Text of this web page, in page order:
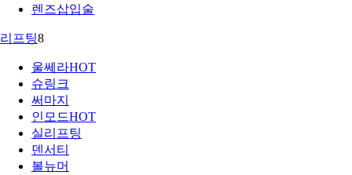
렌즈삽입술
리프팅8
울쎄라HOT
슈링크
써마지
인모드HOT
실리프팅
덴서티
볼뉴머